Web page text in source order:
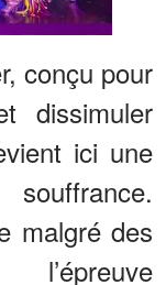
conçu pour
dissimuler
ici une
malgré des
l’épreuve